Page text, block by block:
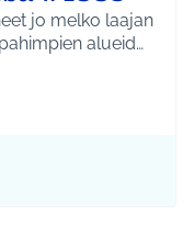
jo melko laajan
alueid…
Ympäristö